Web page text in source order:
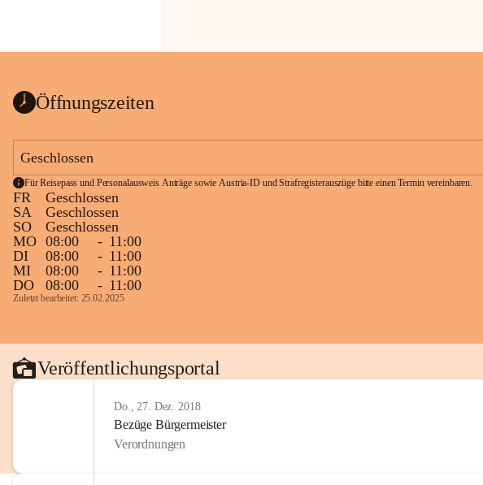
Öffnungszeiten
Geschlossen
Für Reisepass und Personalausweis Anträge sowie Austria-ID und Strafregisterauszüge bitte einen Termin vereinbaren.
FR
Geschlossen
SA
Geschlossen
SO
Geschlossen
MO 08:00 - 11:00
DI
08:00 - 11:00
MI
08:00 - 11:00
DO
08:00 - 11:00
Zuletzt bearbeitet: 25.02.2025
Veröffentlichungsportal
Do., 27. Dez. 2018
Bezüge Bürgermeister
Verordnungen